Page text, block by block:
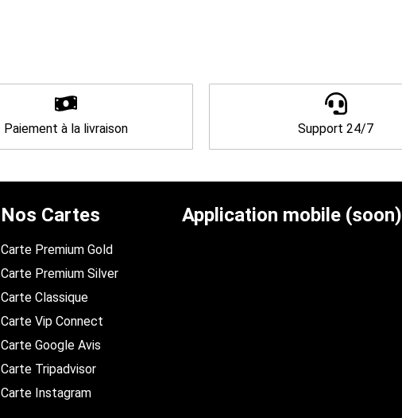
Paiement à la livraison Support 24/7
Nos Cartes
Carte Premium Gold
Carte Premium Silver
Carte Classique
Carte Vip Connect
Carte Google Avis
Carte Tripadvisor
Carte Instagram
Application mobile (soon)